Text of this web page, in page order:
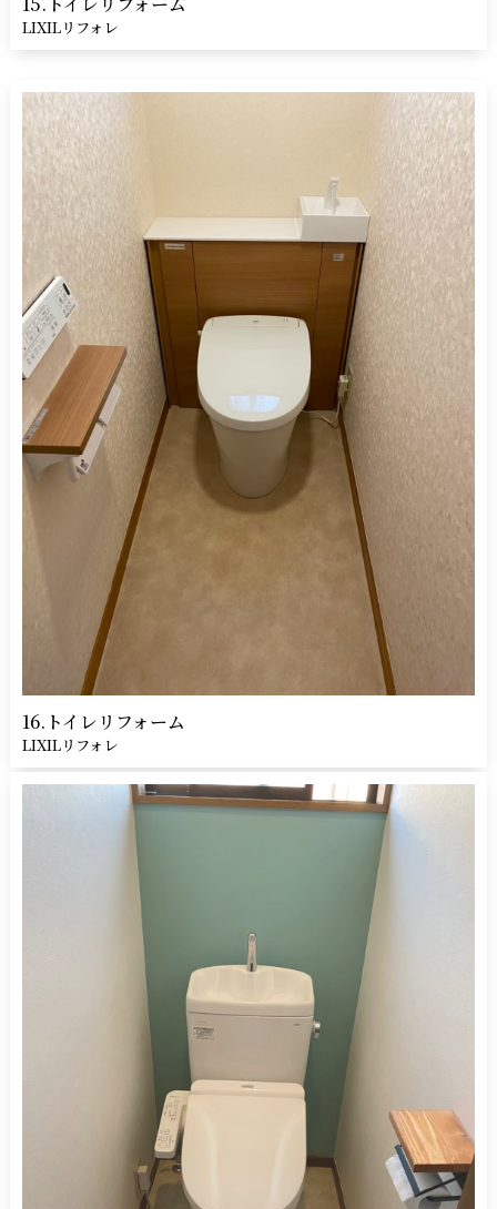
LIXILリフォレ
16.トイレリフォーム
LIXILリフォレ